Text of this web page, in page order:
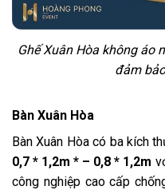
Ghế Xuân Hòa không áo
đảm
Bàn Xuân Hòa
Bàn Xuân Hòa có ba kích
0,7 * 1,2m * – 0,8 * 1,2m
công nghiệp cao cấp